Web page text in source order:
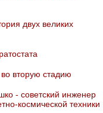
двух великих
вторую стадию
- советский инженер
космической техники